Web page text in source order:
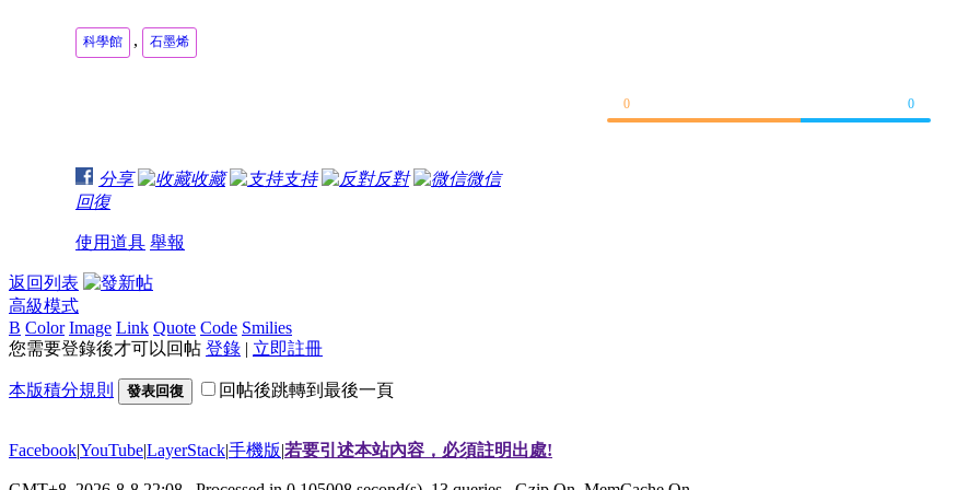
科學館 , 石墨烯
0
0
分享 收藏 支持 反對
微信
回復
使用道具 舉報
返回列表
高級模式
B Color Image Link Quote Code Smilies
您需要登錄後才可以回帖 登錄 | 立即註冊
本版積分規則 發表回復 回帖後跳轉到最後一頁
Facebook|YouTube|LayerStack|手機版|若要引述本站內容，必須註明出處!